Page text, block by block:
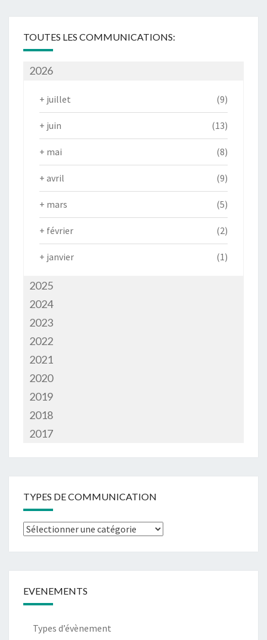
TOUTES LES COMMUNICATIONS:
2026
+ juillet (9)
+ juin (13)
+ mai (8)
+ avril (9)
+ mars (5)
+ février (2)
+ janvier (1)
2025
2024
2023
2022
2021
2020
2019
2018
2017
TYPES DE COMMUNICATION
Types
EVENEMENTS
Types d’évènement